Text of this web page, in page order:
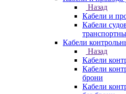
Назад
Кабели и
Кабели
Кабели
Назад
Кабели
Кабели
брони
Кабели